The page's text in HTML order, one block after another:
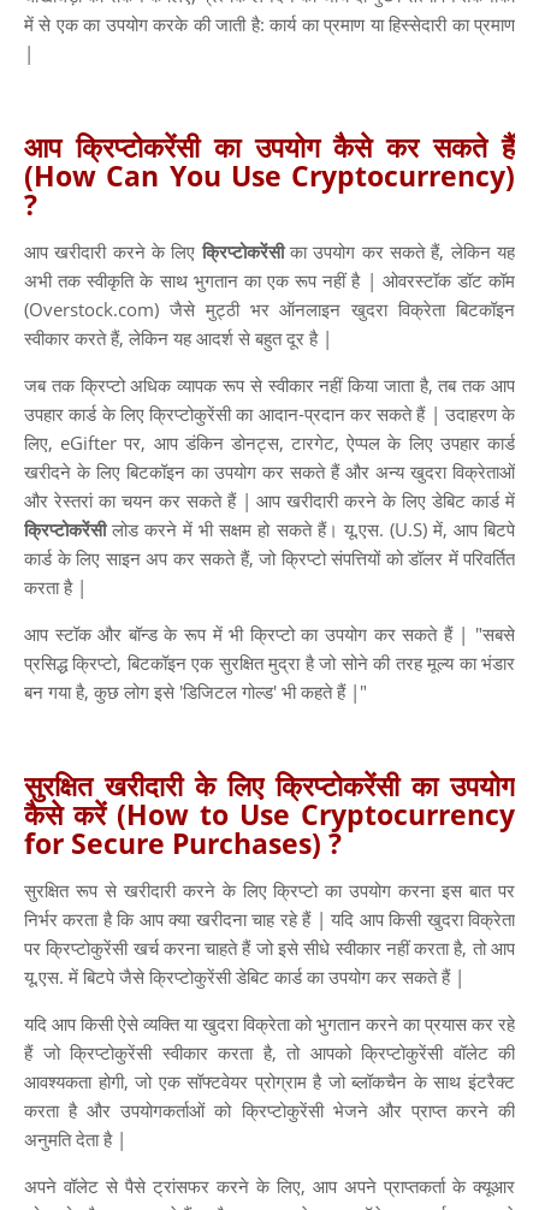
में से एक का उपयोग करके की जाती है: कार्य का प्रमाण या हिस्सेदारी का प्रमाण
|
आप क्रिप्टोकरेंसी का उपयोग कैसे कर सकते हैं
(How Can You Use Cryptocurrency)
?
आप खरीदारी करने के लिए क्रिप्टोकरेंसीका उपयोग कर सकते हैं, लेकिन यह
अभी तक स्वीकृति के साथ भुगतान का एक रूप नहीं है | ओवरस्टॉक डॉट कॉम
(Overstock.com) जैसे मुट्ठी भर ऑनलाइन खुदरा विक्रेता बिटकॉइन
स्वीकार करते हैं, लेकिन यह आदर्श से बहुत दूर है |
जब तक क्रिप्टो अधिक व्यापक रूप से स्वीकार नहीं किया जाता है, तब तक आप
उपहार कार्ड के लिए क्रिप्टोकुरेंसी का आदान-प्रदान कर सकते हैं | उदाहरण के
लिए, eGifter पर, आप डंकिन डोनट्स, टारगेट, ऐप्पल के लिए उपहार कार्ड
खरीदने के लिए बिटकॉइन का उपयोग कर सकते हैं और अन्य खुदरा विक्रेताओं
और रेस्तरां का चयन कर सकते हैं | आप खरीदारी करने के लिए डेबिट कार्ड में
क्रिप्टोकरेंसीलोड करने में भी सक्षम हो सकते हैं। यू.एस. (U.S) में, आप बिटपे
कार्ड के लिए साइन अप कर सकते हैं, जो क्रिप्टो संपत्तियों को डॉलर में परिवर्तित
करता है |
आप स्टॉक और बॉन्ड के रूप में भी क्रिप्टो का उपयोग कर सकते हैं | "सबसे
प्रसिद्ध क्रिप्टो, बिटकॉइन एक सुरक्षित मुद्रा है जो सोने की तरह मूल्य का भंडार
बन गया है, कुछ लोग इसे 'डिजिटल गोल्ड' भी कहते हैं |"
सुरक्षित खरीदारी के लिए क्रिप्टोकरेंसी का उपयोग
कैसे करें (How to Use Cryptocurrency
for Secure Purchases) ?
सुरक्षित रूप से खरीदारी करने के लिए क्रिप्टो का उपयोग करना इस बात पर
निर्भर करता है कि आप क्या खरीदना चाह रहे हैं | यदि आप किसी खुदरा विक्रेता
पर क्रिप्टोकुरेंसी खर्च करना चाहते हैं जो इसे सीधे स्वीकार नहीं करता है, तो आप
यू.एस. में बिटपे जैसे क्रिप्टोकुरेंसी डेबिट कार्ड का उपयोग कर सकते हैं |
यदि आप किसी ऐसे व्यक्ति या खुदरा विक्रेता को भुगतान करने का प्रयास कर रहे
हैं जो क्रिप्टोकुरेंसी स्वीकार करता है, तो आपको क्रिप्टोकुरेंसी वॉलेट की
आवश्यकता होगी, जो एक सॉफ्टवेयर प्रोग्राम है जो ब्लॉकचैन के साथ इंटरैक्ट
करता है और उपयोगकर्ताओं को क्रिप्टोकुरेंसी भेजने और प्राप्त करने की
अनुमति देता है |
अपने वॉलेट से पैसे ट्रांसफर करने के लिए, आप अपने प्राप्तकर्ता के क्यूआर